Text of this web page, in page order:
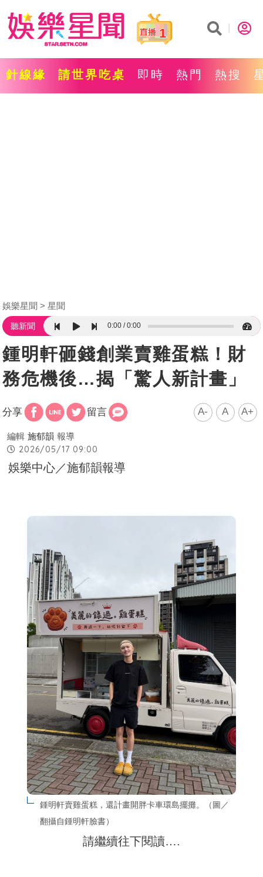
1
針線緣 請世界吃桌 即時 熱門 熱搜
娛樂星聞 星聞
聽新聞 0:00 0:00
鍾明軒砸錢創業賣雞蛋糕！財
務危機後…揭「驚人新計畫」
分享 留言 A- A A+
編輯 施郁韻 報導
2026/05/17 09:00
娛樂中心／施郁韻報導
鍾明軒賣雞蛋糕，還計畫開胖卡車環島擺攤。（圖／
翻攝自鍾明軒臉書）
請繼續往下閱讀….